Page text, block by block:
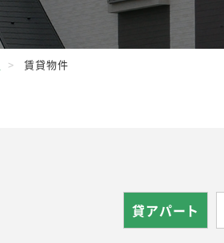
賃貸物件
貸アパート